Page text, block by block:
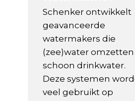
Schenker ontwikkelt
geavanceerde
watermakers die
(zee)water omzetten
schoon drinkwater.
Deze systemen
veel gebruikt op